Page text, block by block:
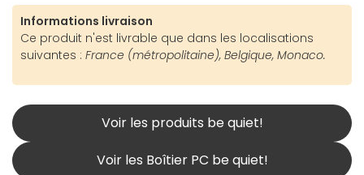
Informations livraison
Ce produit n'est livrable que dans les localisations
suivantes : France (métropolitaine), Belgique, Monaco.
Voir les produits be quiet!
Voir les Boîtier PC be quiet!